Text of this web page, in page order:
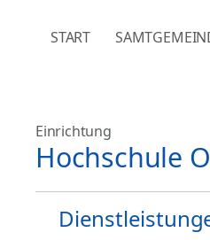
NAVIGATION
START
Einrichtung
Hochschule